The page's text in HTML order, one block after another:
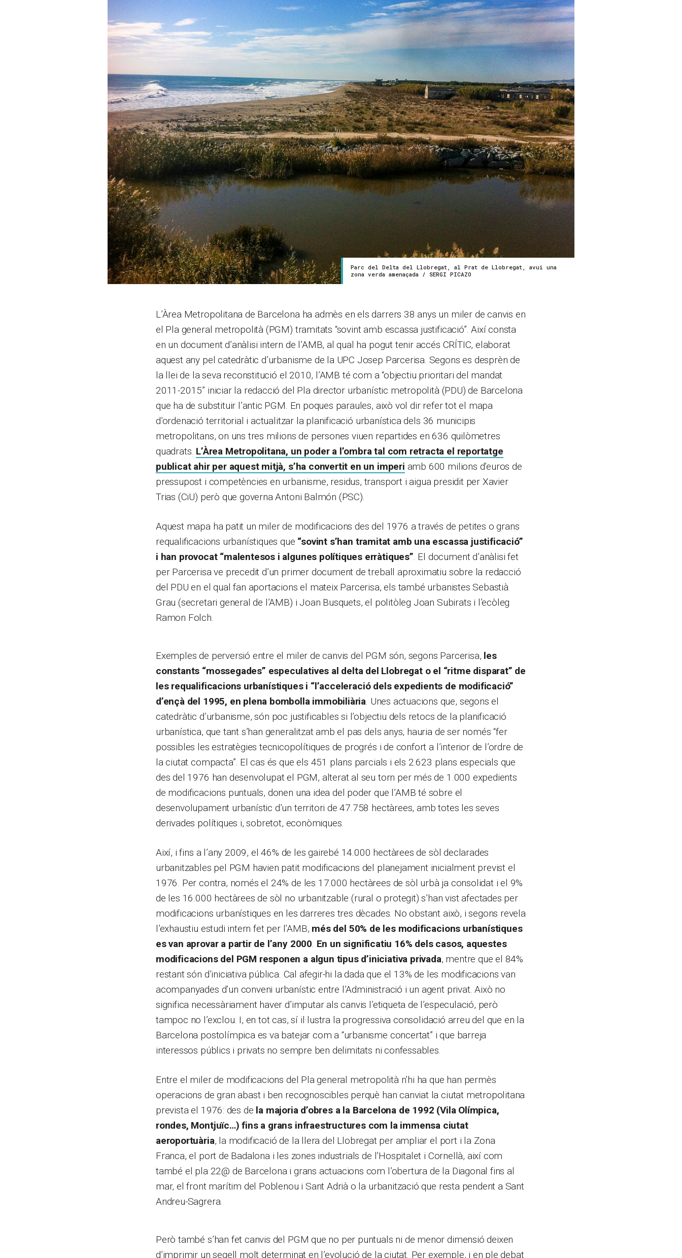
Parc del Delta del Llobregat, al Prat de Llobregat, avui una
zona verda amenaçada / SERGI PICAZO
L’Àrea Metropolitana de Barcelona ha admès en els darrers 38 anys un miler de canvis en
el Pla general metropolità (PGM) tramitats “sovint amb escassa justificació”. Així consta
en un document d’anàlisi intern de l’AMB, al qual ha pogut tenir accés CRÍTIC, elaborat
aquest any pel catedràtic d’urbanisme de la UPC Josep Parcerisa. Segons es desprèn de
la llei de la seva reconstitució el 2010, l’AMB té com a “objectiu prioritari del mandat
2011-2015” iniciar la redacció del Pla director urbanístic metropolità (PDU) de Barcelona
que ha de substituir l’antic PGM. En poques paraules, això vol dir refer tot el mapa
d’ordenació territorial i actualitzar la planificació urbanística dels 36 municipis
metropolitans, on uns tres milions de persones viuen repartides en 636 quilòmetres
quadrats. L’Àrea Metropolitana, un poder a l’ombra tal com retracta el reportatge
publicat ahir per aquest mitjà, s’ha convertit en un imperi amb 600 milions d’euros de
pressupost i competències en urbanisme, residus, transport i aigua presidit per Xavier
Trias (CiU) però que governa Antoni Balmón (PSC).
Aquest mapa ha patit un miler de modificacions des del 1976 a través de petites o grans
requalificacions urbanístiques que “sovint s’han tramitat amb una escassa justificació”
i han provocat “malentesos i algunes polítiques erràtiques”. El document d’anàlisi fet
per Parcerisa ve precedit d’un primer document de treball aproximatiu sobre la redacció
del PDU en el qual fan aportacions el mateix Parcerisa, els també urbanistes Sebastià
Grau (secretari general de l’AMB) i Joan Busquets, el politòleg Joan Subirats i l’ecòleg
Ramon Folch.
Exemples de perversió entre el miler de canvis del PGM són, segons Parcerisa, les
constants “mossegades” especulatives al delta del Llobregat o el “ritme disparat” de
les requalificacions urbanístiques i “l’acceleració dels expedients de modificació”
d’ençà del 1995, en plena bombolla immobiliària. Unes actuacions que, segons el
catedràtic d’urbanisme, són poc justificables si l’objectiu dels retocs de la planificació
urbanística, que tant s’han generalitzat amb el pas dels anys, hauria de ser només “fer
possibles les estratègies tecnicopolítiques de progrés i de confort a l’interior de l’ordre de
la ciutat compacta”. El cas és que els 451 plans parcials i els 2.623 plans especials que
des del 1976 han desenvolupat el PGM, alterat al seu torn per més de 1.000 expedients
de modificacions puntuals, donen una idea del poder que l’AMB té sobre el
desenvolupament urbanístic d’un territori de 47.758 hectàrees, amb totes les seves
derivades polítiques i, sobretot, econòmiques.
Així, i fins a l’any 2009, el 46% de les gairebé 14.000 hectàrees de sòl declarades
urbanitzables pel PGM havien patit modificacions del planejament inicialment previst el
1976. Per contra, només el 24% de les 17.000 hectàrees de sòl urbà ja consolidat i el 9%
de les 16.000 hectàrees de sòl no urbanitzable (rural o protegit) s’han vist afectades per
modificacions urbanístiques en les darreres tres dècades. No obstant això, i segons revela
l’exhaustiu estudi intern fet per l’AMB, més del 50% de les modificacions urbanístiques
es van aprovar a partir de l’any 2000. En un significatiu 16% dels casos, aquestes
modificacions del PGM responen a algun tipus d’iniciativa privada, mentre que el 84%
restant són d’iniciativa pública. Cal afegir-hi la dada que el 13% de les modificacions van
acompanyades d’un conveni urbanístic entre l’Administració i un agent privat. Això no
significa necessàriament haver d’imputar als canvis l’etiqueta de l’especulació, però
tampoc no l’exclou. I, en tot cas, sí il·lustra la progressiva consolidació arreu del que en la
Barcelona postolímpica es va batejar com a “urbanisme concertat” i que barreja
interessos públics i privats no sempre ben delimitats ni confessables.
Entre el miler de modificacions del Pla general metropolità n’hi ha que han permès
operacions de gran abast i ben recognoscibles perquè han canviat la ciutat metropolitana
prevista el 1976: des de la majoria d’obres a la Barcelona de 1992 (Vila Olímpica,
rondes, Montjuïc…) fins a grans infraestructures com la immensa ciutat
aeroportuària, la modificació de la llera del Llobregat per ampliar el port i la Zona
Franca, el port de Badalona i les zones industrials de l’Hospitalet i Cornellà, així com
també el pla 22@ de Barcelona i grans actuacions com l’obertura de la Diagonal fins al
mar, el front marítim del Poblenou i Sant Adrià o la urbanització que resta pendent a Sant
Andreu-Sagrera.
Però també s’han fet canvis del PGM que no per puntuals ni de menor dimensió deixen
d’imprimir un segell molt determinat en l’evolució de la ciutat. Per exemple, i en ple debat